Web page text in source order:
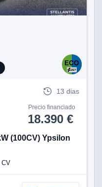
13 dias
Precio financiado
18.390 €
(100CV) Ypsilon
CV